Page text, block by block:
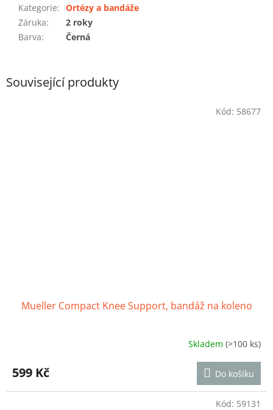
Související produkty
Mueller Compact Knee Support, bandáž na koleno
produktu
je
4,0
Skladem(>100 ks)
599 Kč Do košíku
Kód: 58677
Kód: 59131
Kategorie: Ortézy a bandáže
Záruka:
2 roky
Barva: Černá